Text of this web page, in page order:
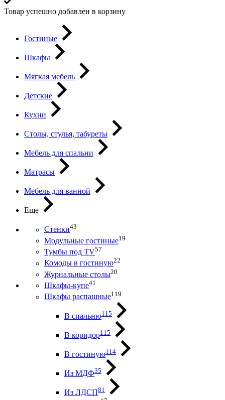
Товар успешно добавлен в корзину
Гостиные
Шкафы
Мягкая мебель
Детские
Кухни
Столы, стулья, табуреты
Мебель для спальни
Матрасы
Мебель для ванной
Еще
Стенки43
Модульные гостиные19
Тумбы под ТV57
Комоды в гостиную22
Журнальные столы20
Шкафы-купе41
Шкафы распашные119
В спальню115
В коридор115
В гостиную114
Из МДФ35
Из ЛДСП81